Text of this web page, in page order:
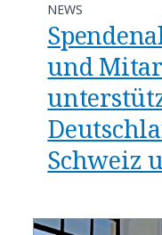
NEWS
und
Schweiz